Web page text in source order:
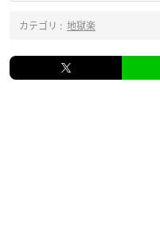
カテゴリ : 地獄楽